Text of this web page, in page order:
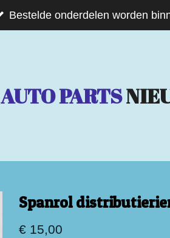
Bestelde onderdelen worden
AUTO PARTS
Spanrol
€ 15,00